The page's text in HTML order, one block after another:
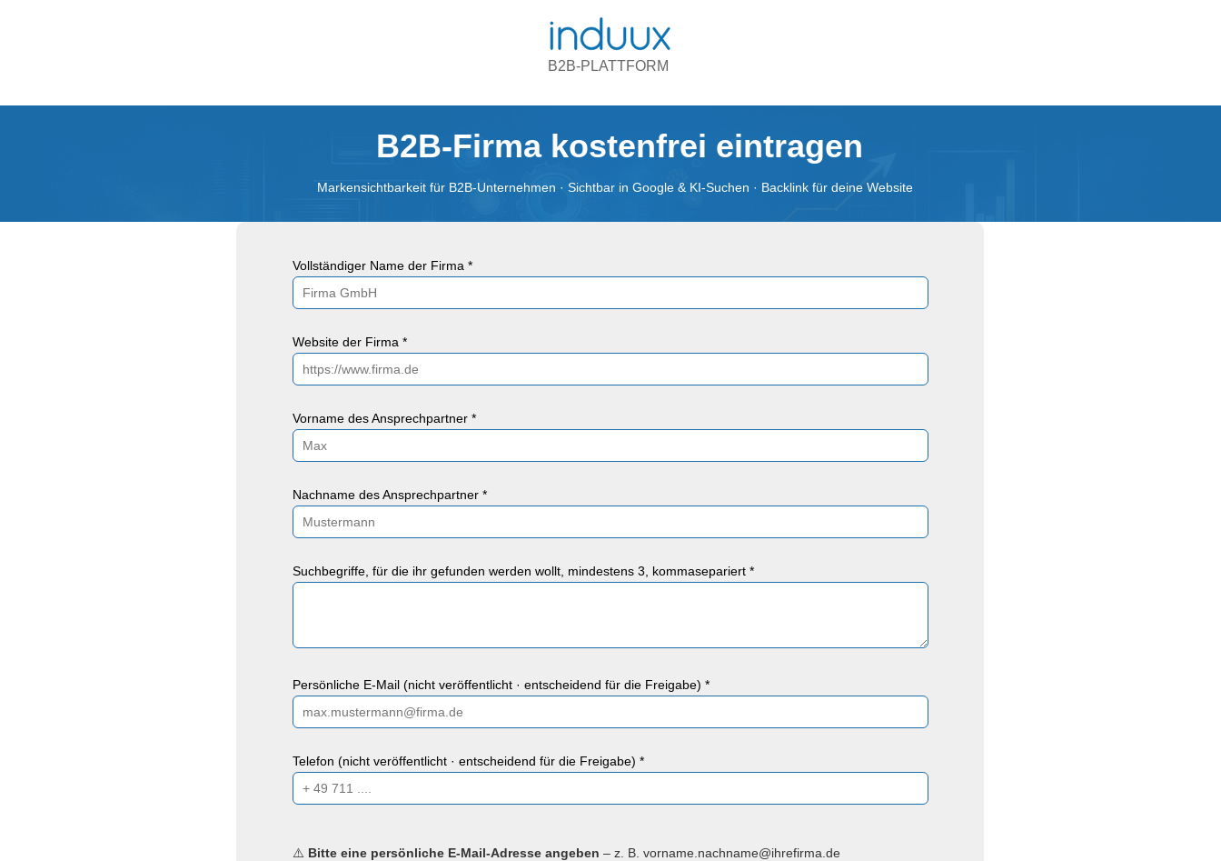
B2B-Firma kostenfrei eintragen
B2B-PLATTFORM
Vollständiger Name der Firma *
Website der Firma *
Vorname des Ansprechpartner *
Nachname des Ansprechpartner *
Suchbegriffe, für die ihr gefunden werden wollt, mindestens 3, kommasepariert *
Persönliche E-Mail (nicht veröffentlicht · entscheidend für die Freigabe) *
Telefon (nicht veröffentlicht · entscheidend für die Freigabe) *
⚠️ Bitte eine persönliche E-Mail-Adresse angeben – z. B. vorname.nachname@ihrefirma.de
Markensichtbarkeit für B2B-Unternehmen · Sichtbar in Google & KI-Suchen · Backlink für deine Website